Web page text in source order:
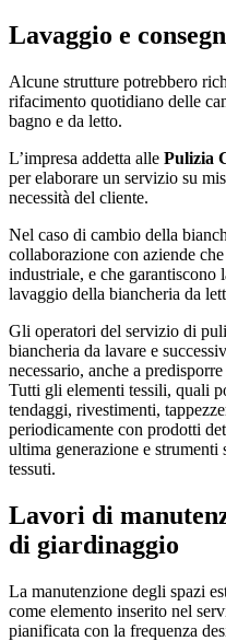
Lavaggio e
Alcune strutture potrebbero
rifacimento quotidiano delle
bagno e da letto.
L’impresa addetta alle Pulizia
per elaborare un servizio su
necessità del cliente.
Nel caso di cambio della
collaborazione con aziende
industriale, e che garantiscono
lavaggio della biancheria da
Gli operatori del servizio di
biancheria da lavare e
necessario, anche a
Tutti gli elementi tessili, quali
tendaggi, rivestimenti,
periodicamente con prodotti
ultima generazione e
tessuti.
Lavori di
di giardinaggio
La manutenzione degli spazi
come elemento inserito nel
pianificata con la frequenza